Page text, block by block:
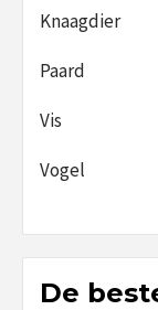
Knaagdier
Paard
Vis
Vogel
De